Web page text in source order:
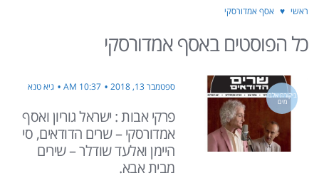
ראשי ♥ אסף אמדורסקי
כל הפוסטים באסף אמדורסקי
ביקורת אלבו
מים
ספטמבר 13, 2018 10:37 AM גיא טנא
פרקי אבות : ישראל גוריון ואסף
אמדורסקי – שרים הדודאים, סי
היימן ואלעד שודלר – שירים
מבית אבא.